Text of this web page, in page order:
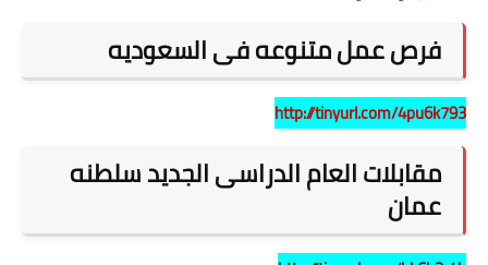
فرص عمل متنوعه فى السعوديه
http://tinyurl.com/4pu6k793
مقابلات العام الدراسى الجديد سلطنه
عمان